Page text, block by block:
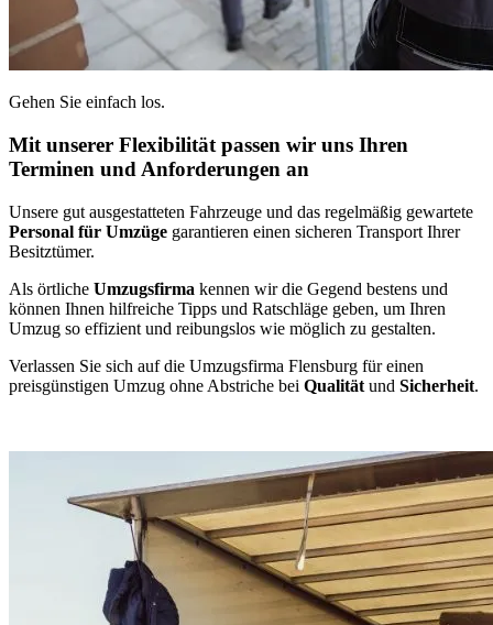
Gehen Sie einfach los.
Mit unserer Flexibilität passen wir uns Ihren
Terminen und Anforderungen an
Unsere gut ausgestatteten Fahrzeuge und das regelmäßig gewartete
Personal für Umzüge garantieren einen sicheren Transport Ihrer
Besitztümer.
Als örtliche Umzugsfirma kennen wir die Gegend bestens und
können Ihnen hilfreiche Tipps und Ratschläge geben, um Ihren
Umzug so effizient und reibungslos wie möglich zu gestalten.
Verlassen Sie sich auf die Umzugsfirma Flensburg für einen
preisgünstigen Umzug ohne Abstriche bei Qualität und Sicherheit.